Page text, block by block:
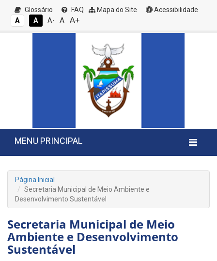
Glossário FAQ Mapa do Site
Acessibilidade
A
A A- A A+
MENU PRINCIPAL
Página Inicial
Secretaria Municipal de Meio Ambiente e
Desenvolvimento Sustentável
Secretaria Municipal de Meio
Ambiente e Desenvolvimento
Sustentável